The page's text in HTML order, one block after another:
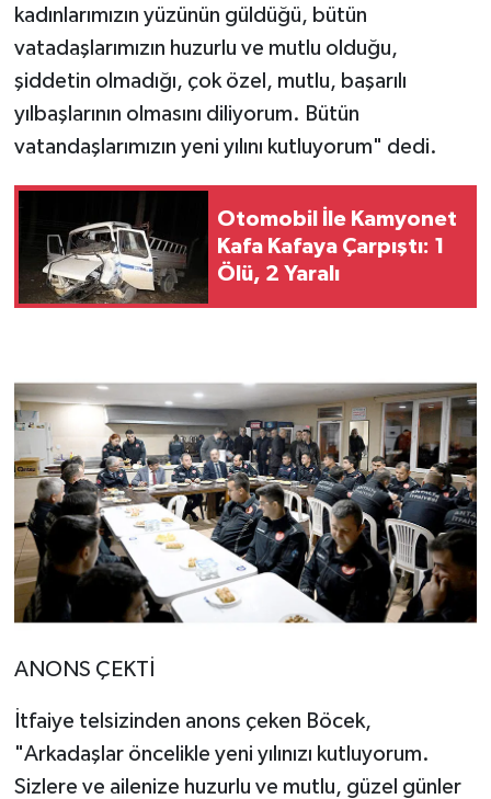
kadınlarımızın yüzünün güldüğü, bütün
vatadaşlarımızın huzurlu ve mutlu olduğu,
şiddetin olmadığı, çok özel, mutlu, başarılı
yılbaşlarının olmasını diliyorum. Bütün
vatandaşlarımızın yeni yılını kutluyorum" dedi.
Otomobil İle Kamyonet
Kafa Kafaya Çarpıştı: 1
Ölü, 2 Yaralı
ANONS ÇEKTİ
İtfaiye telsizinden anons çeken Böcek,
"Arkadaşlar öncelikle yeni yılınızı kutluyorum.
Sizlere ve ailenize huzurlu ve mutlu, güzel günler